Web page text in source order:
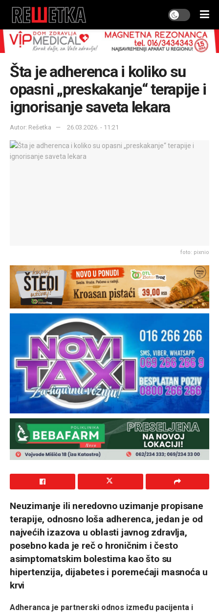
Šta je adherenca i koliko su
opasni „preskakanje“ terapije i
ignorisanje saveta lekara
Autor: Rešetka 26.03.2026. - 11:21
foto: pixnio
Neuzimanje ili neredovno uzimanje propisane
terapije, odnosno loša adherenca, jedan je od
najvećih izazova u oblasti javnog zdravlja,
posebno kada je reč o hroničnim i često
asimptomatskim bolestima kao što su
hipertenzija, dijabetes i poremećaji masnoća u
krvi
Adheranca je partnerski odnos između pacijenta i